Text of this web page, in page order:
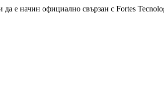
е начин официално свързан с Fortes